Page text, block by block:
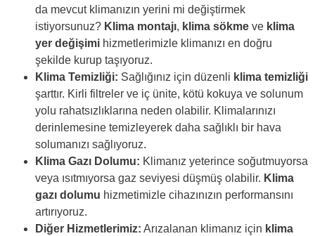
da mevcut klimanızın yerini mi değiştirmek
istiyorsunuz? Klima montajı, klima sökme ve klima
yer değişimi hizmetlerimizle klimanızı en doğru
şekilde kurup taşıyoruz.
Klima Temizliği: Sağlığınız için düzenli klima temizliği
şarttır. Kirli filtreler ve iç ünite, kötü kokuya ve solunum
yolu rahatsızlıklarına neden olabilir. Klimalarınızı
derinlemesine temizleyerek daha sağlıklı bir hava
solumanızı sağlıyoruz.
Klima Gazı Dolumu: Klimanız yeterince soğutmuyorsa
veya ısıtmıyorsa gaz seviyesi düşmüş olabilir. Klima
gazı dolumu hizmetimizle cihazınızın performansını
artırıyoruz.
Diğer Hizmetlerimiz: Arızalanan klimanız için klima